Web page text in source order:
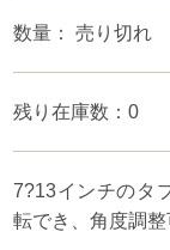
数量： 売り切れ
残り在庫数：0
7?13インチのタ
転でき、角度調